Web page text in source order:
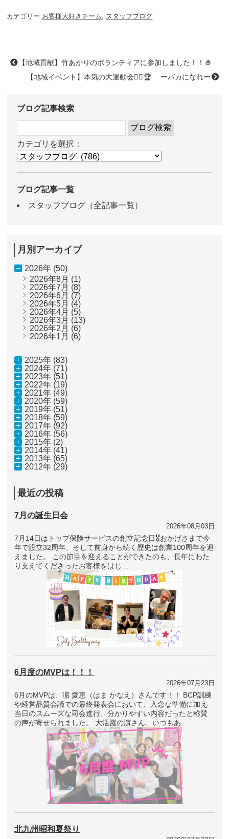
カテゴリー お客様大好きチーム, スタッフブログ
【地域貢献】竹あかりのボランティアに参加しました！！🎍
【地域イベント】本気の大運動会🏃‍♂️🏆 ーバカになれー
ブログ記事検索
カテゴリを選択：
ブログ記事一覧
スタッフブログ（全記事一覧）
月別アーカイブ
2026年 (50)
2026年8月 (1)
2026年7月 (8)
2026年6月 (7)
2026年5月 (4)
2026年4月 (5)
2026年3月 (13)
2026年2月 (6)
2026年1月 (6)
2025年 (83)
2024年 (71)
2023年 (51)
2022年 (19)
2021年 (49)
2020年 (59)
2019年 (51)
2018年 (59)
2017年 (92)
2016年 (56)
2015年 (2)
2014年 (41)
2013年 (65)
2012年 (29)
最近の投稿
7月の誕生日会
2026年08月03日
7月14日はトップ保険サービスの創立記念日🎖おかげさまで今
年で設立32周年、そして前身から続く歴史は創業100周年を迎
えました。 この節目を迎えることができたのも、長年にわた
り支えてくださったお客様をはじ…
6月度のMVPは！！！
2026年07月23日
6月のMVPは、濵 愛恵（はま かなえ）さんです！！ BCP訓練
や経営品質会議での最終発表会において、入念な準備に加え
当日のスムーズな司会進行、分かりやすい内容だったと称賛
の声が寄せられました。 大活躍の濵さん、いつもあ…
北九州昭和夏祭り